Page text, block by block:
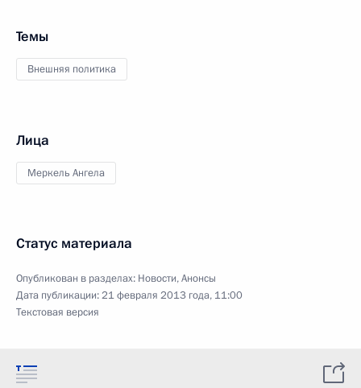
Темы
Внешняя политика
Лица
Меркель Ангела
Статус материала
Опубликован в разделах: Новости,Анонсы
Дата публикации:21 февраля 2013 года, 11:00
Текстовая версия